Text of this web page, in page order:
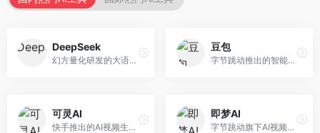
DeepSeek
幻方量化研发的大语言模型平台，专注于深度推理和代码生成能力。面向开发者、研究人员和技术爱好者，提供强大的逻辑推理和数学计算功能，开源生态完善，API接口友好。
豆包
字节跳动推出的智能对话助手平台，提供文本创作、知识问答、英语学习等多种AI服务。面向普通用户和内容创作者，支持多轮对话和文件解析，免费使用，响应速度快，中文理解能力强。
可灵AI
快手推出的AI视频生成平台，支持文生视频和图生视频，可生成长达2分钟的高质量视频内容。面向短视频创作者和营销人员，操作简便，生成效果逼真，适合商业推广和创意表达。
即梦AI
字节跳动旗下AI视频创作平台，支持多模态内容生成。面向内容创作者和营销人员，提供文生视频、图生视频、智能剪辑等功能，中文理解能力强，创作效率高。